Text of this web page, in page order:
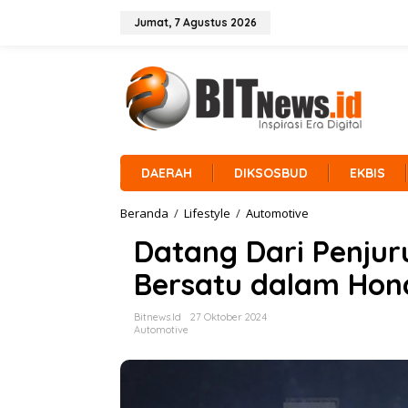
Jumat, 7 Agustus 2026
DAERAH DIKSOSBUD EKBIS
Beranda / Lifestyle / Automotive
a
n
g
i
Datang Dari
Bersatu dalam
Bitnews.id
27 Oktober 2024
Automotive